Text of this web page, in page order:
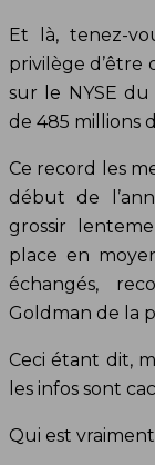
Et là, tenez-
privilège d’être
sur le NYSE
de 485 millions
Ce record les
début de
grossir
place en
échangés,
Goldman de la
Ceci étant dit,
les infos sont
Qui est